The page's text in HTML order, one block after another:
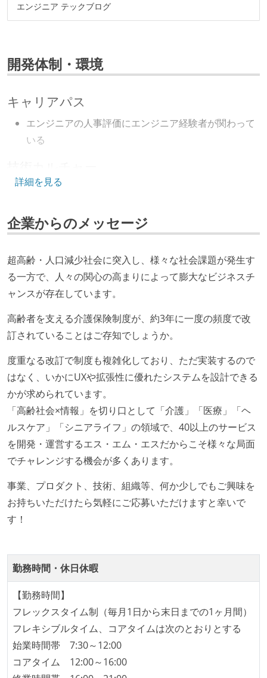
エンジニア テックブログ
開発体制・環境
キャリアパス
エンジニアの人事評価にエンジニア経験者が関わって
いる
CTO またはそれに準じる、技術やワークフローの標準
取締役（社内）または執行役員として、エンジニアリ
ング部門の人間が経営に参加している
経営トップがエンジニア出身、または現役のエンジニ
アである
開発メンバーの裁量
OS やエディタ、IDE といった個人の環境は、各自の責
任で好きなものを使うことができる
企画を決定する場に、実装を担当する開発メンバーが
参加している
タスクの見積もりは、実装を担当するメンバーが中心
となって行う
コード品質向上のための取り組み
「リファクタリングは随時行われるべき」という価値
観をメンバー全員が共有しており、日常的に実施して
いる
何らかのコーディング規約をチーム全体で遵守するよ
が実行される環境が構築されている
テストの実施度
ほとんどのプロダクトコードに単体テストを記述、実
施している
ほとんどの機能に受け入れテストを記述、実施してい
る
機能の実装と同時にテストコードを記述している
詳細を見る
企業からのメッセージ
超高齢・人口減少社会に突入し、様々な社会課題が発生す
る一方で、人々の関心の高まりによって膨大なビジネスチ
ャンスが存在しています。
高齢者を支える介護保険制度が、約3年に一度の頻度で改
訂されていることはご存知でしょうか。
度重なる改訂で制度も複雑化しており、ただ実装するので
はなく、いかにUXや拡張性に優れたシステムを設計できる
かが求められています。
「高齢社会×情報」を切り口として「介護」「医療」「ヘ
ルスケア」「シニアライフ」の領域で、40以上のサービス
を開発・運営するエス・エム・エスだからこそ様々な局面
でチャレンジする機会が多くあります。
事業、プロダクト、技術、組織等、何か少しでもご興味を
お持ちいただけたら気軽にご応募いただけますと幸いで
す！
勤務時間・休日休暇
【勤務時間】
フレックスタイム制（毎月1日から末日までの1ヶ月間）
フレキシブルタイム、コアタイムは次のとおりとする
始業時間帯 7:30～12:00
コアタイム 12:00～16:00